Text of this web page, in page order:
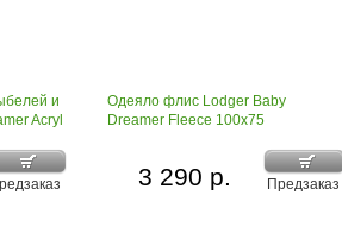
и
Acryl
Одеяло флис Lodger Baby
Dreamer Fleece 100х75
Предзаказ
3 290 р.